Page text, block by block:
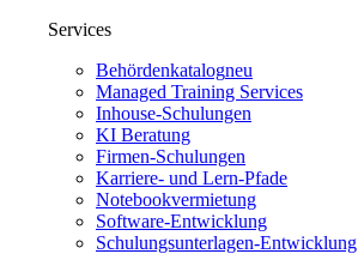
Services
Behördenkatalogneu
Managed Training Services
Inhouse-Schulungen
KI Beratung
Firmen-Schulungen
Karriere- und Lern-Pfade
Notebookvermietung
Software-Entwicklung
Schulungsunterlagen-Entwicklung